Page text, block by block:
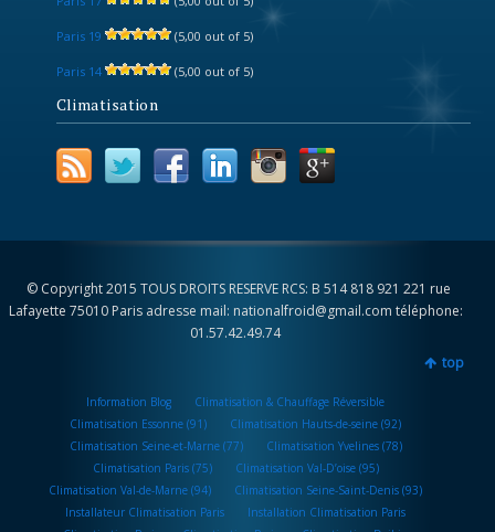
Paris 19 (5,00 out of 5)
Paris 14 (5,00 out of 5)
Climatisation
© Copyright 2015 TOUS DROITS RESERVE RCS: B 514 818 921 221 rue
Lafayette 75010 Paris adresse mail: nationalfroid@gmail.com téléphone:
01.57.42.49.74
top
Information Blog
Climatisation & Chauffage Réversible
Climatisation Essonne (91)
Climatisation Hauts-de-seine (92)
Climatisation Seine-et-Marne (77)
Climatisation Yvelines (78)
Climatisation Paris (75)
Climatisation Val-D’oise (95)
Climatisation Val-de-Marne (94)
Climatisation Seine-Saint-Denis (93)
Installateur Climatisation Paris
Installation Climatisation Paris